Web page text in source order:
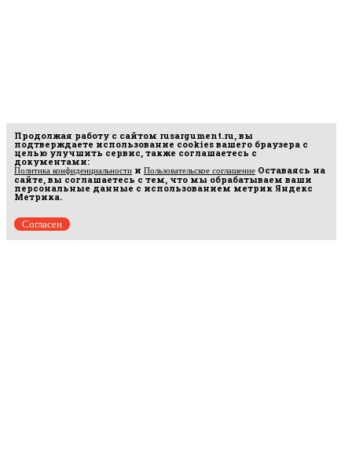
Продолжая работу с сайтом rusargument.ru, вы
подтверждаете использование cookies вашего браузера с
целью улучшить сервис, также соглашаетесь с
документами:
Политика конфиденциальности и Пользовательское соглашение Оставаясь на
сайте, вы соглашаетесь с тем, что мы обрабатываем ваши
персональные данные с использованием метрик Яндекс
Метрика.
Согласен